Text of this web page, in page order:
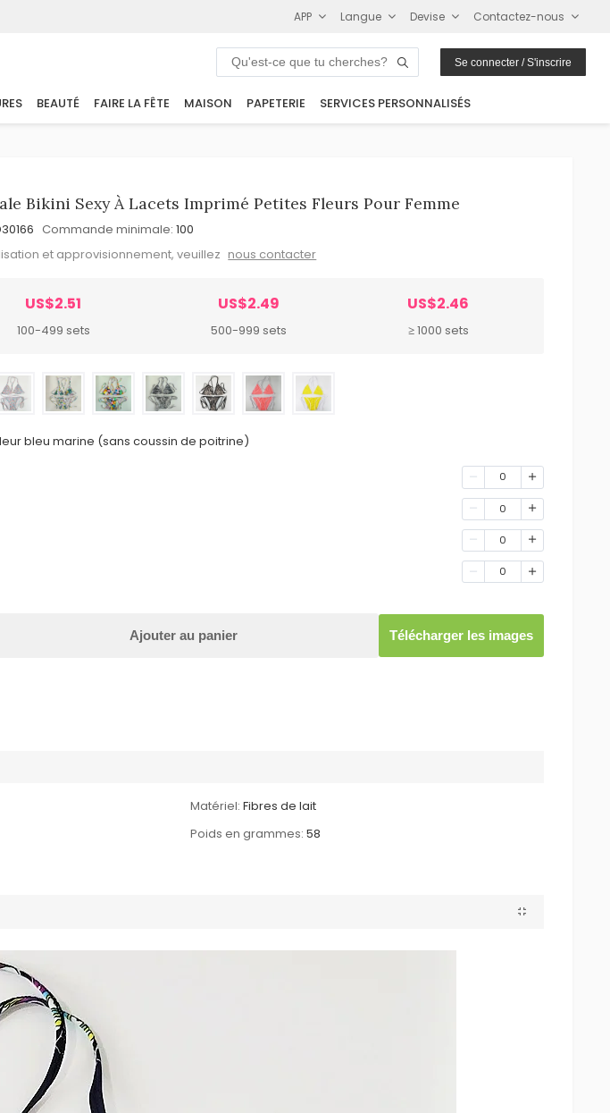
APP Langue Devise Contactez-nous
Se connecter / S'inscrire
BEAUTÉ FAIRE LA FÊTE MAISON PAPETERIE SERVICES PERSONNALISÉS
Bikini Sexy À Lacets Imprimé Petites Fleurs Pour Femme
Commande minimale: 100
et approvisionnement, veuillez nous contacter
US$2.51
100-499 sets
US$2.49
500-999 sets
US$2.46
≥ 1000 sets
bleu marine (sans coussin de poitrine)
0
0
0
0
Ajouter au panier Télécharger les images
Matériel: Fibres de lait
Poids en grammes: 58